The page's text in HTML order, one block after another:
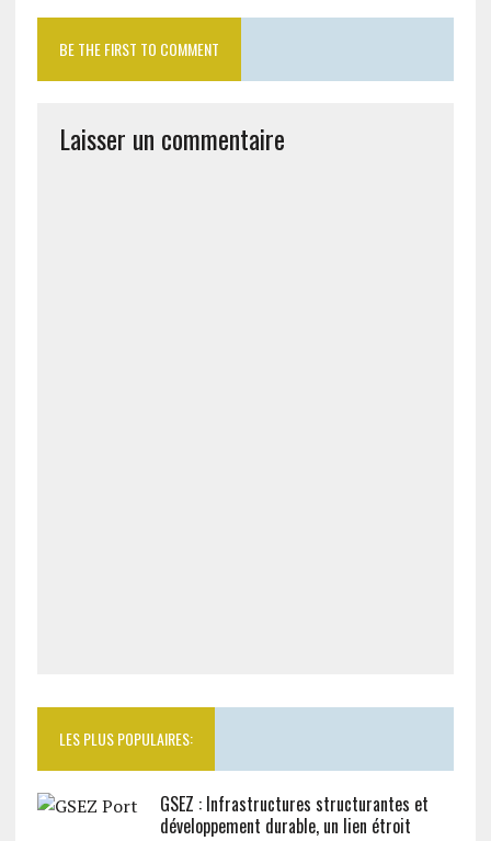
BE THE FIRST TO COMMENT
Laisser un commentaire
LES PLUS POPULAIRES:
GSEZ : Infrastructures structurantes et
développement durable, un lien étroit